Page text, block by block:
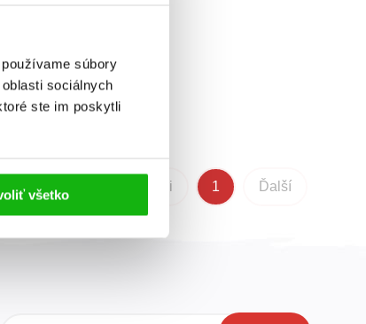
súbory
sociálnych
ste im poskytli
všetko
Predchádzajúci 1 Ďalší